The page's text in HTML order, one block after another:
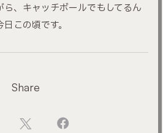
、キャッチボールでもしてるん
この頃です。
Share